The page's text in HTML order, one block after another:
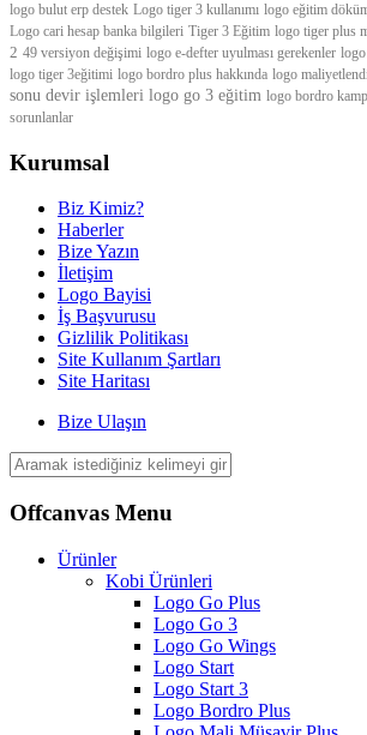
logo bulut erp destek Logo tiger 3 kullanımı logo eğitim
Logo cari hesap banka bilgileri Tiger 3 Eğitim logo tiger plus
2 49 versiyon değişimi logo e-defter uyulması gerekenler
logo tiger 3eğitimi logo bordro plus hakkında logo
sonu devir işlemleri logo go 3 eğitim logo bordro
sorunlanlar
Kurumsal
Biz Kimiz?
Haberler
Bize Yazın
İletişim
Logo Bayisi
İş Başvurusu
Gizlilik Politikası
Site Kullanım Şartları
Site Haritası
Bize Ulaşın
Offcanvas Menu
Ürünler
Kobi Ürünleri
Logo Go Plus
Logo Go 3
Logo Go Wings
Logo Start
Logo Start 3
Logo Bordro Plus